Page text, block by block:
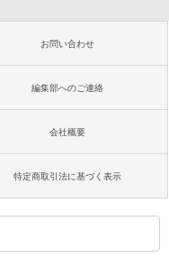
お問い合わせ
編集部へのご連絡
会社概要
特定商取引法に基づく表示